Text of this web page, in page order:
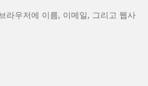
라우저에 이름, 이메일, 그리고 웹사